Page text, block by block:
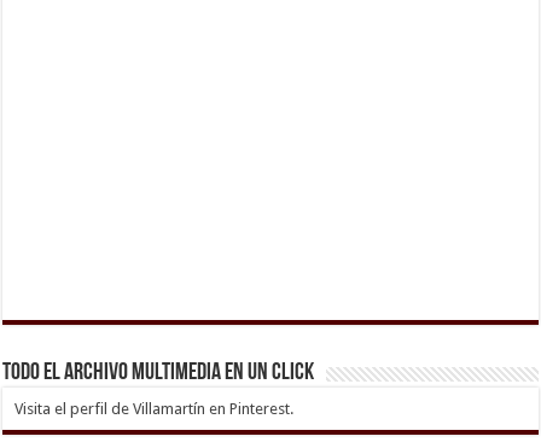
Todo el archivo multimedia en un click
Visita el perfil de Villamartín en Pinterest.